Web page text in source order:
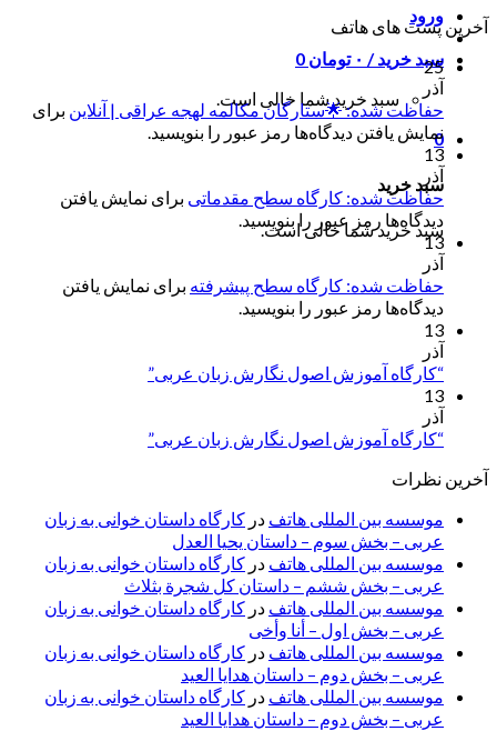
ورود
سبد خرید / ۰ تومان 0
سبد خرید شما خالی است.
0
سبد خرید
سبد خرید شما خالی است.
آخرین پست های هاتف
25
آذر
حفاظت شده: 🌟ستارگان مکالمه لهجه عراقی | آنلاین برای
نمایش یافتن دیدگاه‌ها رمز عبور را بنویسید.
13
آذر
حفاظت شده: کارگاه سطح مقدماتی برای نمایش یافتن
دیدگاه‌ها رمز عبور را بنویسید.
13
آذر
حفاظت شده: کارگاه سطح پیشرفته برای نمایش یافتن
دیدگاه‌ها رمز عبور را بنویسید.
13
آذر
“کارگاه آموزش اصول نگارش زبان عربی”
13
آذر
“کارگاه آموزش اصول نگارش زبان عربی”
آخرین نظرات
موسسه بین المللی هاتف در کارگاه داستان خوانی به زبان
عربی – بخش سوم – داستان یحیا العدل
موسسه بین المللی هاتف در کارگاه داستان خوانی به زبان
عربی – بخش ششم – داستان کل شجرة بثلاث
موسسه بین المللی هاتف در کارگاه داستان خوانی به زبان
عربی – بخش اول – أنا وأخی
موسسه بین المللی هاتف در کارگاه داستان خوانی به زبان
عربی – بخش دوم – داستان هدایا العید
موسسه بین المللی هاتف در کارگاه داستان خوانی به زبان
عربی – بخش دوم – داستان هدایا العید